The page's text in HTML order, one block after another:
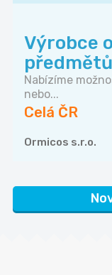
Výrobce
předmětů
Nabízíme
nebo...
Celá ČR
Ormicos s.r.o.